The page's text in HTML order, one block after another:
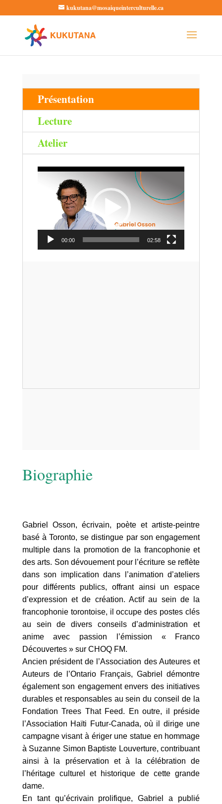
Ouvrir la barre d’outils
kukutana@mosaiqueinterculturelle.ca
Présentation
Lecture
Atelier
Lecteur
00:00 02:58
Biographie
Gabriel Osson, écrivain, poète et artiste-peintre
basé à Toronto, se distingue par son engagement
multiple dans la promotion de la francophonie et
des arts. Son dévouement pour l’écriture se reflète
dans son implication dans l’animation d’ateliers
pour différents publics, offrant ainsi un espace
d’expression et de création. Actif au sein de la
francophonie torontoise, il occupe des postes clés
au sein de divers conseils d’administration et
anime avec passion l’émission « Franco
Découvertes » sur CHOQ FM.
Ancien président de l’Association des Auteures et
Auteurs de l’Ontario Français, Gabriel démontre
également son engagement envers des initiatives
durables et responsables au sein du conseil de la
Fondation Trees That Feed. En outre, il préside
l’Association Haïti Futur-Canada, où il dirige une
campagne visant à ériger une statue en hommage
à Suzanne Simon Baptiste Louverture, contribuant
ainsi à la préservation et à la célébration de
l’héritage culturel et historique de cette grande
dame.
En tant qu’écrivain prolifique, Gabriel a publié